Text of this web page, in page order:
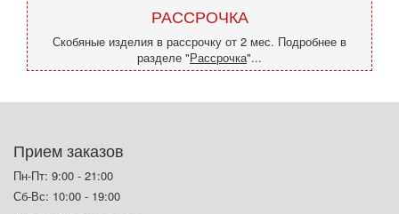
РАССРОЧКА
Скобяные изделия в рассрочку от 2 мес. Подробнее в
разделе "Рассрочка"...
Прием заказов
Пн-Пт: 9:00 - 21:00
Сб-Вс: 10:00 - 19:00